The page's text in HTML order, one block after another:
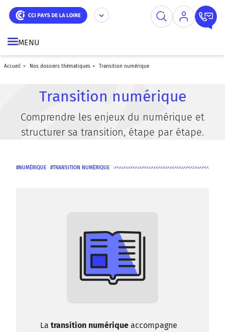
Aller
contenu
MENU
accueil nos dossiers thématiques transition numérique
Transition numérique
Comprendre les enjeux du numérique et
structurer sa transition, étape par étape.
NUMÉRIQUE TRANSITION NUMÉRIQUE
La transition numérique accompagne
Panneau de gestion des cookies